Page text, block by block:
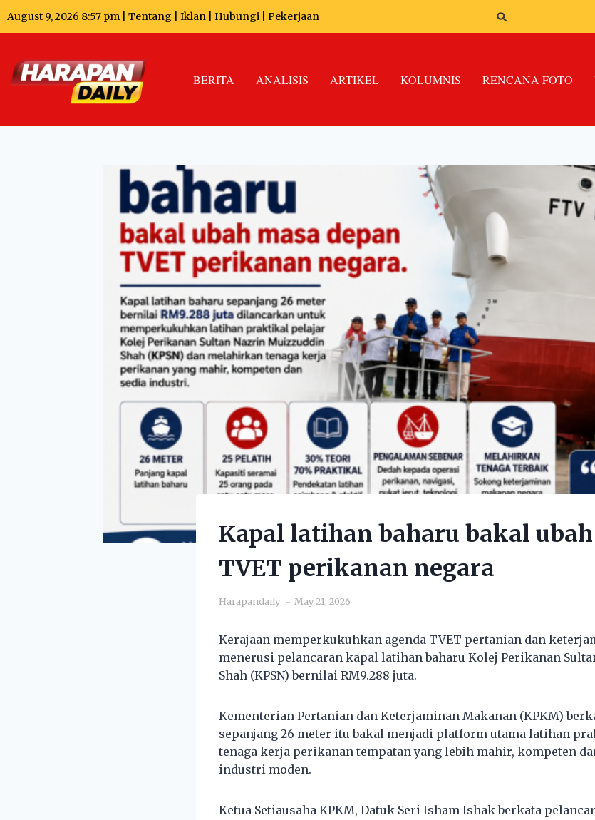
August 9, 2026 8:57 pm | Tentang Iklan Hubungi Pekerjaan
BERITA ANALISIS ARTIKEL KOLUMNIS RENCANA FOTO
Kapal latihan baharu bakal
TVET perikanan negara
Harapandaily May 21, 2026
Kerajaan memperkukuhkan agenda TVET pertanian dan
menerusi pelancaran kapal latihan baharu Kolej Perikanan
Shah (KPSN) bernilai RM9.288 juta.
Kementerian Pertanian dan Keterjaminan Makanan (KPKM)
sepanjang 26 meter itu bakal menjadi platform utama latihan
tenaga kerja perikanan tempatan yang lebih mahir, kompeten
industri moden.
Ketua Setiausaha KPKM, Datuk Seri Isham Ishak berkata